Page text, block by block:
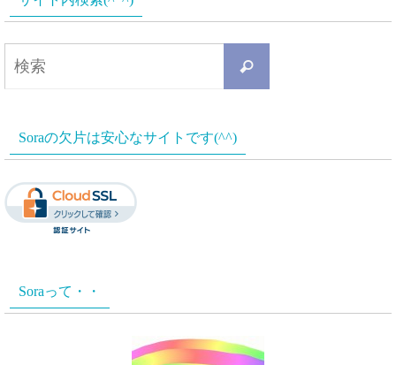
検
索
Soraの欠片は安心なサイトです(^^)
Soraって・・